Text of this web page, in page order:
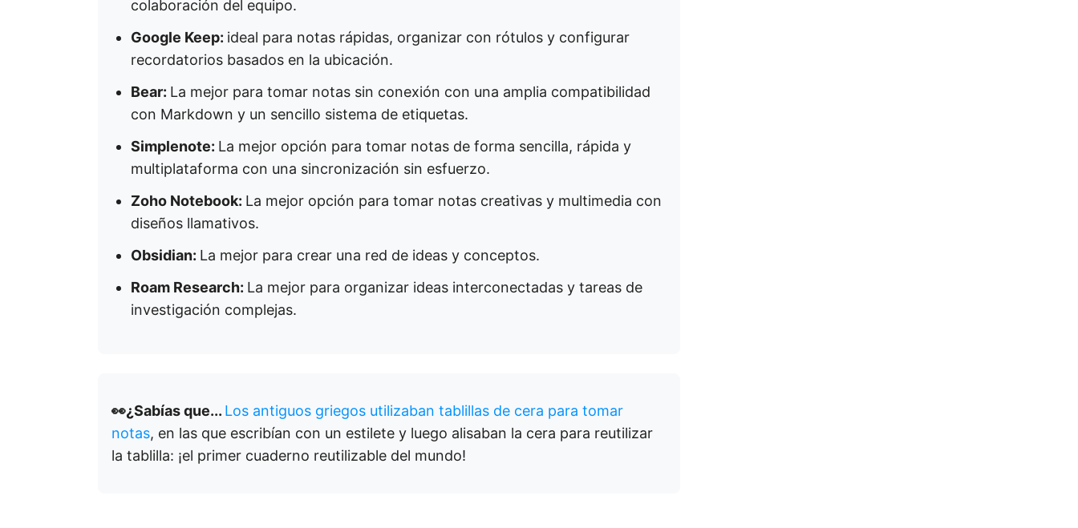
colaboración del equipo.
Google Keep: ideal para notas rápidas, organizar con rótulos y configurar
recordatorios basados en la ubicación.
Bear: La mejor para tomar notas sin conexión con una amplia compatibilidad
con Markdown y un sencillo sistema de etiquetas.
Simplenote: La mejor opción para tomar notas de forma sencilla, rápida y
multiplataforma con una sincronización sin esfuerzo.
Zoho Notebook: La mejor opción para tomar notas creativas y multimedia con
diseños llamativos.
Obsidian: La mejor para crear una red de ideas y conceptos.
Roam Research: La mejor para organizar ideas interconectadas y tareas de
investigación complejas.
👀¿Sabías que... Los antiguos griegos utilizaban tablillas de cera para tomar
notas, en las que escribían con un estilete y luego alisaban la cera para reutilizar
la tablilla: ¡el primer cuaderno reutilizable del mundo!